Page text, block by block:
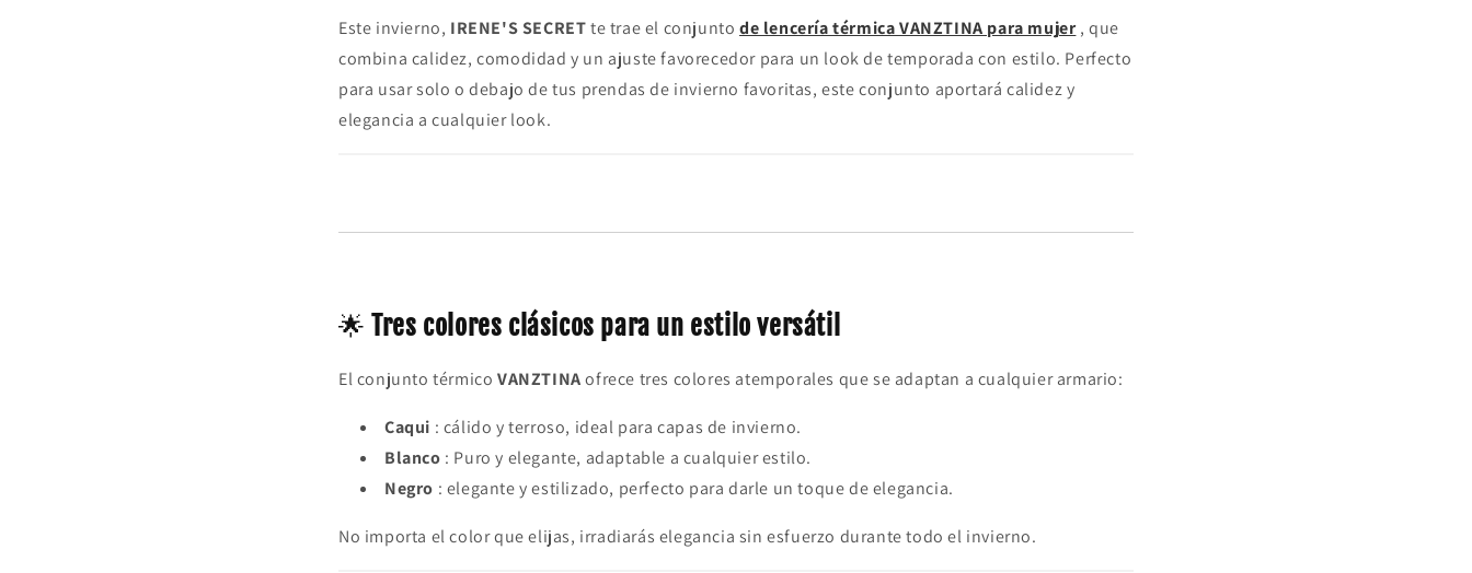
Este invierno, IRENE'S SECRETte trae el conjuntode lencería térmica VANZTINA para mujer, que
combina calidez, comodidad y un ajuste favorecedor para un look de temporada con estilo. Perfecto
para usar solo o debajo de tus prendas de invierno favoritas, este conjunto aportará calidez y
elegancia a cualquier look.
🌟Tres colores clásicos para un estilo versátil
El conjunto térmico VANZTINAofrece tres colores atemporales que se adaptan a cualquier armario:
Caqui : cálido y terroso, ideal para capas de invierno.
Blanco : Puro y elegante, adaptable a cualquier estilo.
Negro : elegante y estilizado, perfecto para darle un toque de elegancia.
No importa el color que elijas, irradiarás elegancia sin esfuerzo durante todo el invierno.